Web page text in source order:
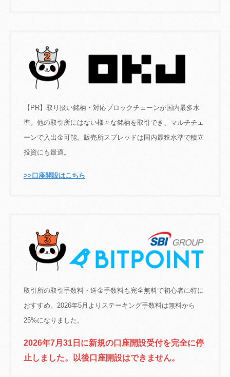
【PR】取り扱い銘柄・対応ブロックチェーンが国内最多水
準。他の取引所にはない様々な銘柄を取引でき、マルチチェ
ーンで入出金可能。販売所スプレッドは国内最狭水準で積立
投資にも最適。
>>口座開設はこちら
取引所の取引手数料・送金手数料も完全無料で初心者に特に
おすすめ。2026年5月よりステーキング手数料は無料から
25%になりました。
2026年7月31日に新規の口座開設受付を完全に停
止しました。以後口座開設はできません。